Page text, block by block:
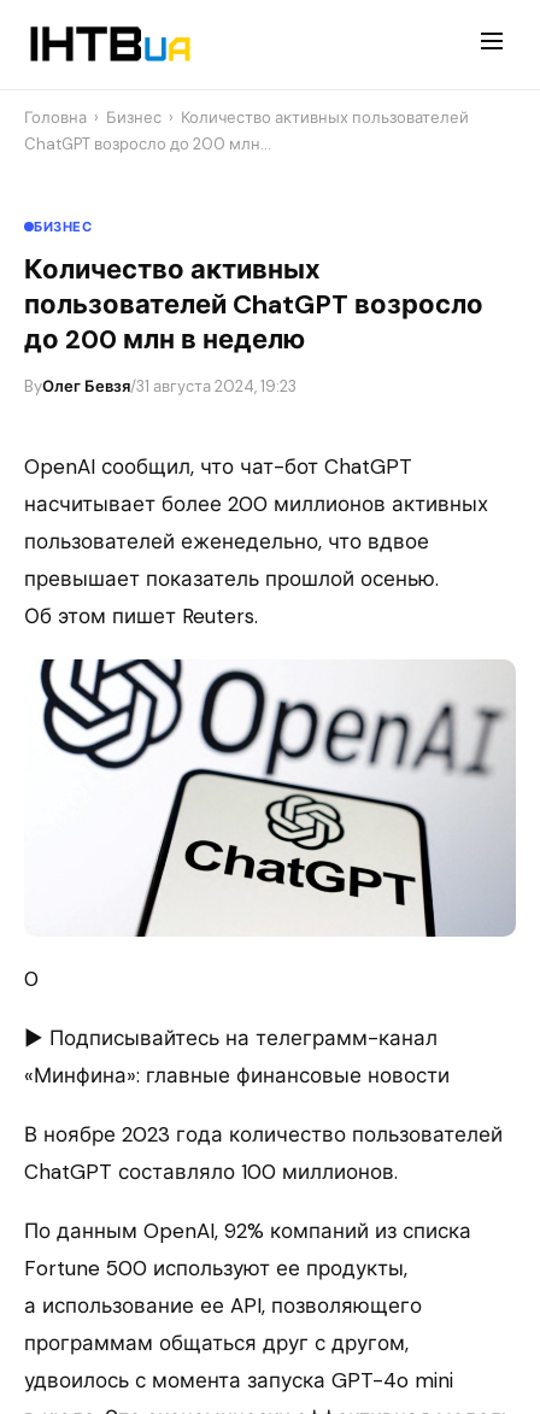
Головна › Бизнес › Количество активных пользователей
ChatGPT возросло до 200 млн…
БИЗНЕС
Количество активных
пользователей ChatGPT возросло
до 200 млн в неделю
ByОлег Бевзя/31 августа 2024, 19:23
OpenAI сообщил, что чат-бот ChatGPT
насчитывает более 200 миллионов активных
пользователей еженедельно, что вдвое
превышает показатель прошлой осенью.
Об этом пишет Reuters.
0
► Подписывайтесь на телеграмм-канал
«Минфина»: главные финансовые новости
В ноябре 2023 года количество пользователей
ChatGPT составляло 100 миллионов.
По данным OpenAI, 92% компаний из списка
Fortune 500 используют ее продукты,
а использование ее API, позволяющего
программам общаться друг с другом,
удвоилось с момента запуска GPT-4o mini